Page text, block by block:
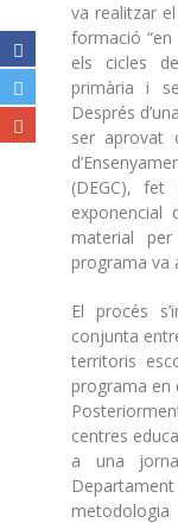
va realitzar
formació
els cicles
primària i
Després
ser aprovat
(DEGC),
exponencial
material
programa va
El procés
conjunta
territoris
programa en
centres
a una